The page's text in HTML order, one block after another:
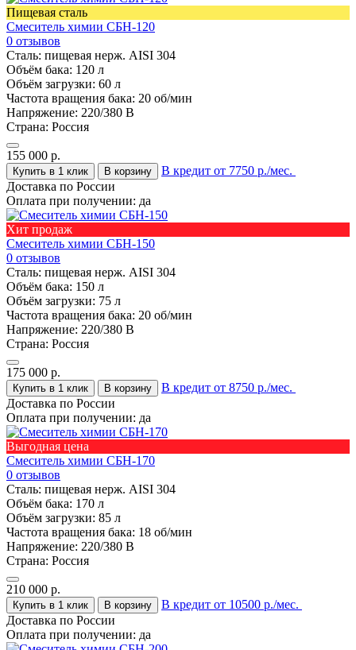
Пищевая сталь
Смеситель химии СБН-120
0 отзывов
Сталь: пищевая нерж. AISI 304
Объём бака: 120 л
Объём загрузки: 60 л
Частота вращения бака: 20 об/мин
Напряжение: 220/380 В
Страна: Россия
155 000 р.
Купить в 1 клик В корзину
В кредит от 7750 р./мес.
Доставка по России
Оплата при получении: да
Хит продаж
Смеситель химии СБН-150
0 отзывов
Сталь: пищевая нерж. AISI 304
Объём бака: 150 л
Объём загрузки: 75 л
Частота вращения бака: 20 об/мин
Напряжение: 220/380 В
Страна: Россия
175 000 р.
Купить в 1 клик В корзину
В кредит от 8750 р./мес.
Доставка по России
Оплата при получении: да
Выгодная цена
Смеситель химии СБН-170
0 отзывов
Сталь: пищевая нерж. AISI 304
Объём бака: 170 л
Объём загрузки: 85 л
Частота вращения бака: 18 об/мин
Напряжение: 220/380 В
Страна: Россия
210 000 р.
Купить в 1 клик В корзину
В кредит от 10500 р./мес.
Доставка по России
Оплата при получении: да